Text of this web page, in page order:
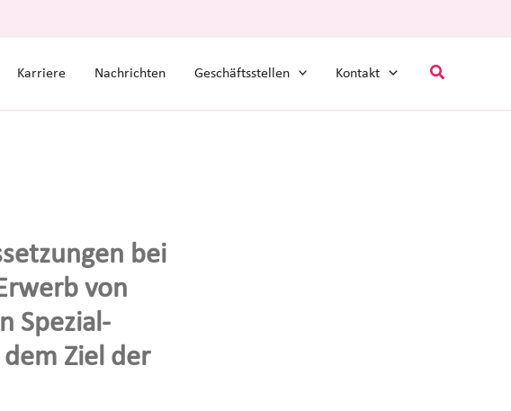
Karriere Nachrichten Geschäftsstellen Kontakt Suchen
bei
von
Spezial-
Ziel der